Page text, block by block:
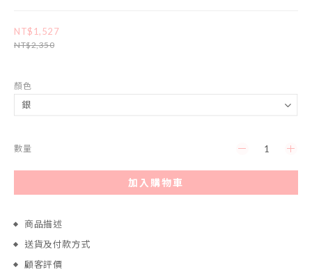
NT$1,527
NT$2,350
顏色
數量
加入購物車
商品描述
送貨及付款方式
顧客評價